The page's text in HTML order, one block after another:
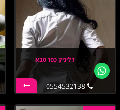
קליניק כפר סבא
0554532138